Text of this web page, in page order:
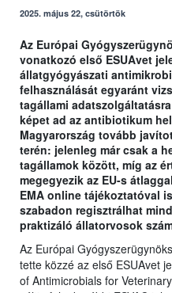
2025. május 22, csütörtök
Az Európai
vonatkozó első ESUAvet
állatgyógyászati
felhasználását egyaránt
tagállami
képet ad az antibiotikum
Magyarország tovább
terén: jelenleg már csak a
tagállamok között, míg az
megegyezik az EU-s
EMA online tájékoztatóval
szabadon regisztrálhat
praktizáló állatorvosok
Az Európai
tette közzé az első ESUAvet
of Antimicrobials for